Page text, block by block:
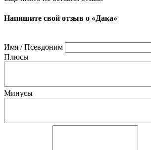
Напишите свой отзыв о «Дака»
Имя / Псевдоним
Плюсы
Минусы